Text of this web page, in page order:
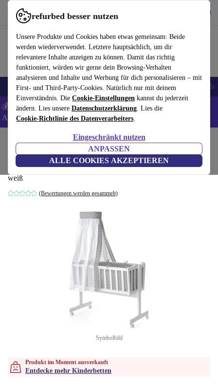
refurbed besser nutzen
Unsere Produkte und Cookies haben etwas gemeinsam: Beide
werden wiederverwendet. Letztere hauptsächlich, um dir
relevantere Inhalte anzeigen zu können. Damit das richtig
funktioniert, würden wir gerne dein Browsing-Verhalten
analysieren und Inhalte und Werbung für dich personalisieren – mit
First- und Third-Party-Cookies. Natürlich nur mit deinem
Einverständnis. Die Cookie-Einstellungen kannst du jederzeit
ändern. Lies unsere Datenschutzerklärung. Lies die
Cookie-Richtlinie des Datenverarbeiters.
Eingeschränkt nutzen
ANPASSEN
ALLE COOKIES AKZEPTIEREN
refurbed schnell und einfach nutzen
🎒 Back to school Handys Laptops Tablets Smartwatches Zubehör
💰 Extra -5% auf Samsung- und Google-Smartphones - Code:
ANDROID5 -AGB
Kinderbetten
VitaliSpa Noah Babywiege
weiß
(Bewertungen werden gesammelt)
Symbolbild
Produkt im Moment ausverkauft
Entdecke mehr Kinderbetten